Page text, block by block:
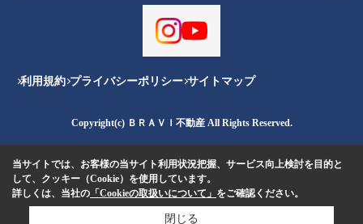
利用規約 プライバシーポリシー サイトマップ
Copyright(c) ＢＲＡＶＩ不動産 All Rights Reserved.
当サイトでは、お客様の当サイト利用状況把握、サービス向上検討を目的と
して、クッキー（Cookie）を使用しています。
詳しくは、当社の 「Cookieの取扱いについて」 をご確認ください。
閉じる